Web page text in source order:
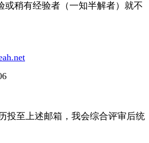
或稍有经验者（一知半解者）就不
投至上述邮箱，我会综合评审后统